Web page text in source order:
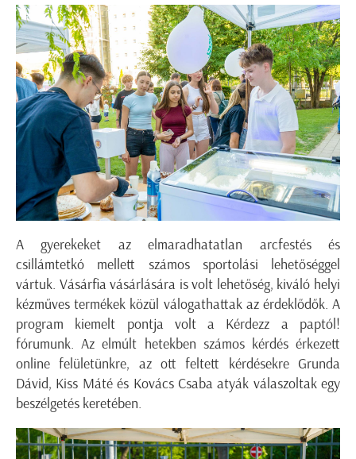
A gyerekeket az elmaradhatatlan arcfestés és
csillámtetkó mellett számos sportolási lehetőséggel
vártuk. Vásárfia vásárlására is volt lehetőség, kiváló helyi
kézműves termékek közül válogathattak az érdeklődők. A
program kiemelt pontja volt a Kérdezz a paptól!
fórumunk. Az elmúlt hetekben számos kérdés érkezett
online felületünkre, az ott feltett kérdésekre Grunda
Dávid, Kiss Máté és Kovács Csaba atyák válaszoltak egy
beszélgetés keretében.